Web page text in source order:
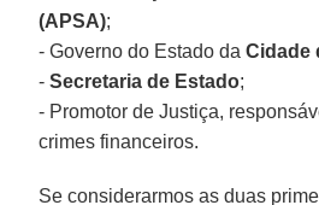
(APSA);
- Governo do Estado daCidade
-Secretaria de Estado;
- Promotor de Justiça,
crimes financeiros.
Se considerarmos as duas